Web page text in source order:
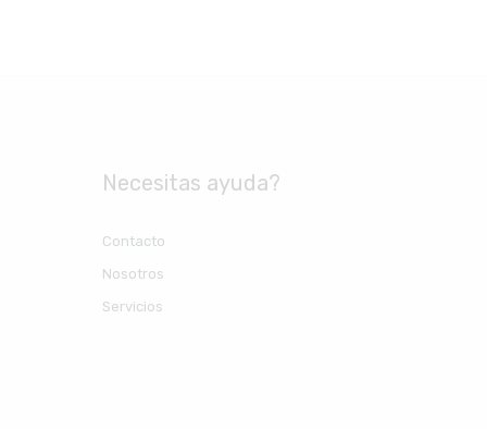
Necesitas ayuda?
Contacto
Nosotros
Servicios